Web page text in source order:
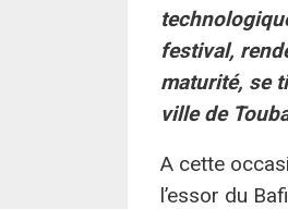
festival,
maturité, se
ville de
A cette
l’essor du